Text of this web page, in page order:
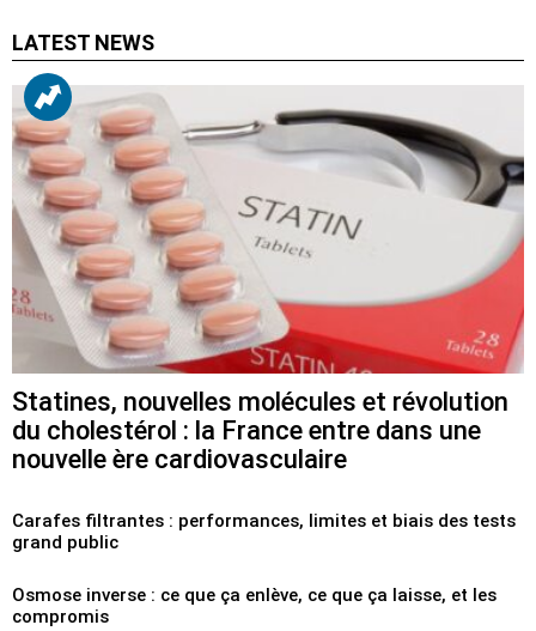
LATEST NEWS
Statines, nouvelles molécules et révolution
du cholestérol : la France entre dans une
nouvelle ère cardiovasculaire
Carafes filtrantes : performances, limites et biais des tests
grand public
Osmose inverse : ce que ça enlève, ce que ça laisse, et les
compromis